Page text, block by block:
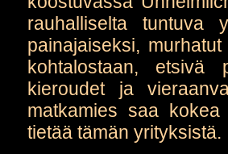
rauhalliselta tuntuva
painajaiseksi,
kohtalostaan, etsivä
kieroudet ja
matkamies saa
tietää tämän yrityksistä.